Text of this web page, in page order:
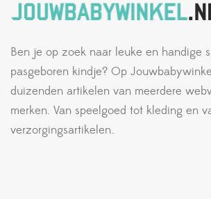
Ben je op zoek naar leuke en handige
pasgeboren kindje? Op
duizenden artikelen van meerdere
merken. Van speelgoed tot kleding en
verzorgingsartikelen.